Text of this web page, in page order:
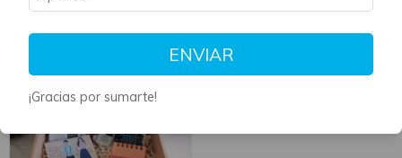
ENVIAR
¡Gracias por sumarte!